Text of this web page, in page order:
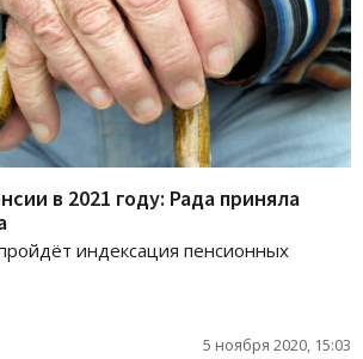
в 2021 году: Рада приняла
индексация пенсионных
5 ноября 2020, 15:03